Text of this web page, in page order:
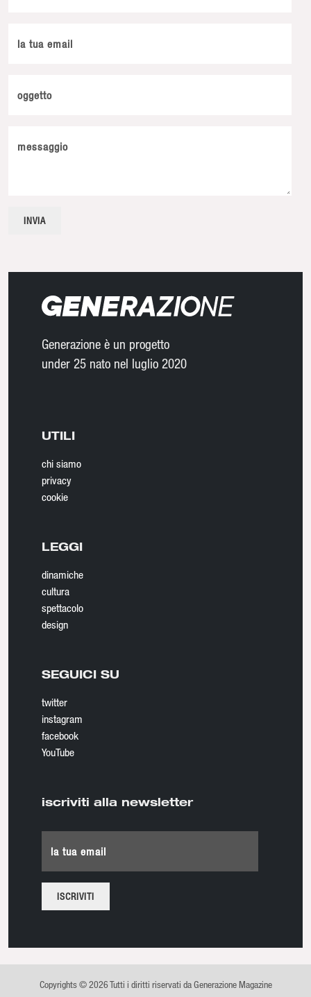
la tua email
oggetto
messaggio
Generazione è un progetto
under 25 nato nel luglio 2020
UTILI
chi siamo
privacy
cookie
LEGGI
dinamiche
cultura
spettacolo
design
SEGUICI SU
twitter
instagram
facebook
YouTube
iscriviti alla newsletter
la tua email
Copyrights © 2026 Tutti i diritti riservati da Generazione Magazine